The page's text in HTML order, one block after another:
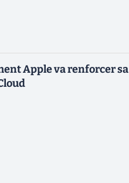
Apple va renforcer sa